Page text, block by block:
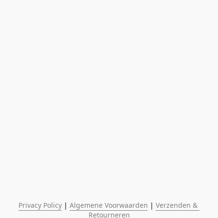
Privacy Policy | Algemene Voorwaarden | Verzenden &
Retourneren